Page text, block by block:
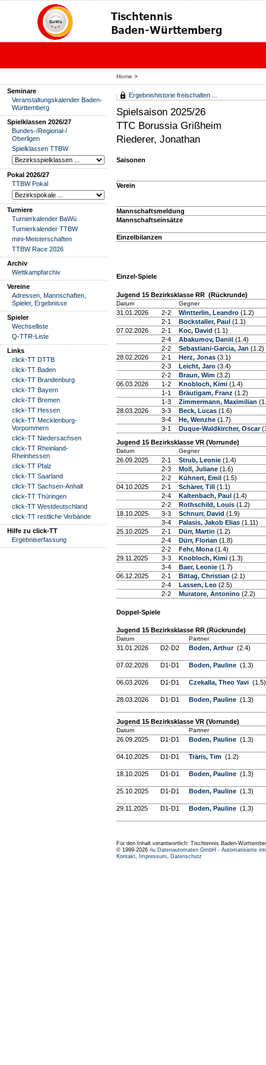
Home >
Seminare
Veranstaltungskalender Baden-
Württemberg
Spielklassen 2026/27
Bundes-/Regional-/
Oberligen
Spielklassen TTBW
Pokal 2026/27
TTBW Pokal
Turniere
Turnierkalender BaWü
Turnierkalender TTBW
mini-Meisterschaften
TTBW Race 2026
Archiv
Wettkampfarchiv
Vereine
Adressen, Mannschaften,
Spieler, Ergebnisse
Spieler
Wechselliste
Q-TTR-Liste
Links
click-TT DTTB
click-TT Baden
click-TT Brandenburg
click-TT Bayern
click-TT Bremen
click-TT Hessen
click-TT Mecklenburg-
Vorpommern
click-TT Niedersachsen
click-TT Rheinland-
Rheinhessen
click-TT Pfalz
click-TT Saarland
click-TT Sachsen-Anhalt
click-TT Thüringen
click-TT Westdeutschland
click-TT restliche Verbände
Hilfe zu click-TT
Ergebniserfassung
Ergebnishistorie freischalten ...
Spielsaison 2025/26
TTC Borussia Grißheim
Riederer, Jonathan
Saisonen
Verein
Mannschaftsmeldung
Mannschaftseinsätze
Einzelbilanzen
Einzel-Spiele
Jugend 15 Bezirksklasse RR (Rückrunde)
Datum Gegner
31.01.2026 2-2 Wintterlin, Leandro (1.2)
2-1
Bockstaller, Paul (1.1)
07.02.2026
2-1 Koc, David (1.1)
2-4
Abakumov, Daniil (1.4)
2-2
Sebastiani-Garcia, Jan (1.2)
28.02.2026
2-1 Herz, Jonas (3.1)
2-3
Leicht, Jaro (3.4)
2-2
Braun, Wim (3.2)
06.03.2026
1-2 Knobloch, Kimi (1.4)
1-1
Bräutigam, Franz (1.2)
1-3
Zimmermann, Maximilian
28.03.2026
3-3 Beck, Lucas (1.6)
3-4
He, Wenzhe (1.7)
3-1
Duque-Waldkircher, Oscar
Jugend 15 Bezirksklasse VR (Vorrunde)
Datum Gegner
26.09.2025 2-1 Strub, Leonie (1.4)
2-3
Moll, Juliane (1.6)
2-2
Kühnert, Emil (1.5)
04.10.2025
2-1 Schärer, Till (1.1)
2-4
Kaltenbach, Paul (1.4)
2-2
Rothschild, Louis (1.2)
18.10.2025
3-3 Schnurr, David (1.9)
3-4
Palasis, Jakob Elias (1.11)
25.10.2025
2-1 Dürr, Martin (1.2)
2-4
Dürr, Florian (1.8)
2-2
Fehr, Mona (1.4)
29.11.2025
3-3 Knobloch, Kimi (1.3)
3-4
Baer, Leonie (1.7)
06.12.2025
2-1 Bittag, Christian (2.1)
2-4
Lassen, Leo (2.5)
2-2
Muratore, Antonino (2.2)
Doppel-Spiele
Jugend 15 Bezirksklasse RR (Rückrunde)
Datum Partner
31.01.2026 D2-D2 Boden, Arthur (2.4)
07.02.2026 D1-D1 Boden, Pauline (1.3)
06.03.2026 D1-D1 Czekalla, Theo Yavi (1.5)
28.03.2026 D1-D1 Boden, Pauline (1.3)
Jugend 15 Bezirksklasse VR (Vorrunde)
Datum Partner
26.09.2025 D1-D1 Boden, Pauline (1.3)
04.10.2025 D1-D1 Träris, Tim (1.2)
18.10.2025 D1-D1 Boden, Pauline (1.3)
25.10.2025 D1-D1 Boden, Pauline (1.3)
29.11.2025 D1-D1 Boden, Pauline (1.3)
Für den Inhalt verantwortlich: Tischtennis Baden-
© 1999-2026 nu Datenautomaten GmbH - Automatisierte
Kontakt, Impressum, Datenschutz